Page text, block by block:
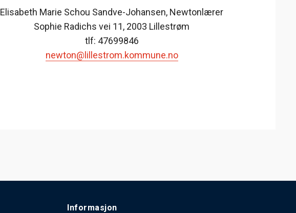
Elisabeth Marie Schou Sandve-Johansen, Newtonlærer
Sophie Radichs vei 11, 2003 Lillestrøm
tlf: 47699846
newton@lillestrom.kommune.no
Informasjon